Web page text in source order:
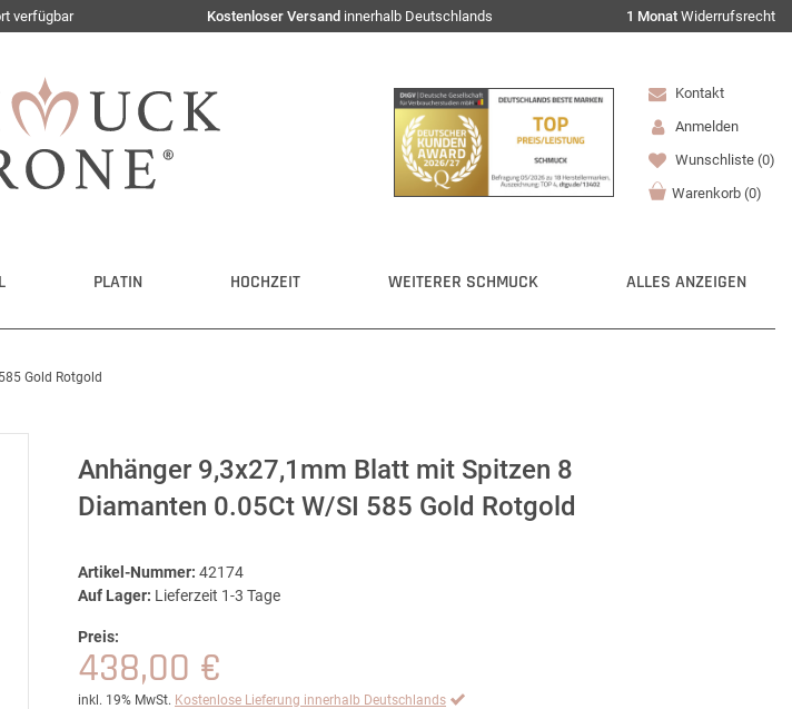
verfügbar Kostenloser Versand innerhalb Deutschlands 1 Monat Widerrufsrecht
Kontakt
Anmelden
Wunschliste (0)
Warenkorb (0)
PLATIN HOCHZEIT WEITERER SCHMUCK ALLES ANZEIGEN
Gold Rotgold
Anhänger 9,3x27,1mm Blatt mit Spitzen 8
Diamanten 0.05Ct W/SI 585 Gold Rotgold
Artikel-Nummer: 42174
Auf Lager: Lieferzeit 1-3 Tage
Preis:
438,00 €
inkl. 19% MwSt. Kostenlose Lieferung innerhalb Deutschlands